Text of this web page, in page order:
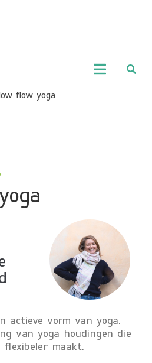
flow yoga
actieve vorm van yoga.
van yoga houdingen die
flexibeler maakt.